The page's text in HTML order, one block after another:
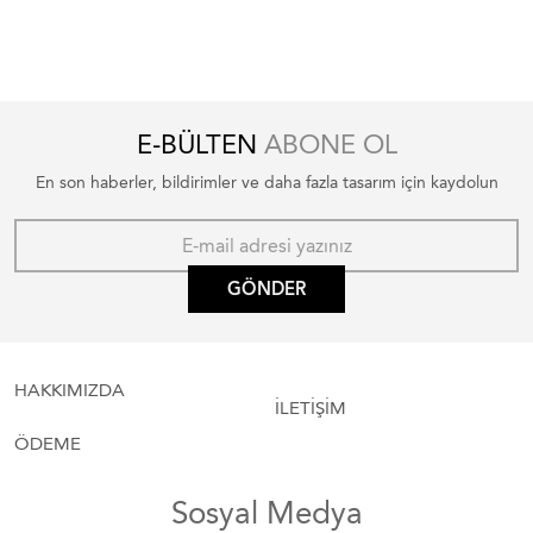
E-BÜLTEN ABONE OL
En son haberler, bildirimler ve daha fazla tasarım için kaydolun
GÖNDER
HAKKIMIZDA
ÖDEME
İLETİŞİM
Sosyal Medya